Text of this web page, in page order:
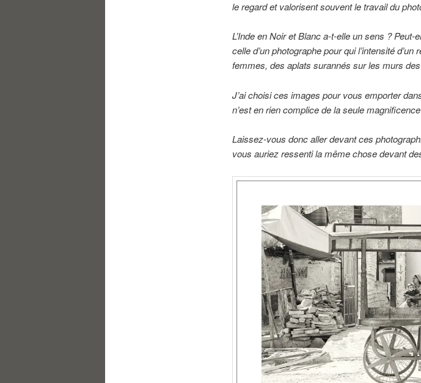
le regard et valorisent souvent le travail du
L’Inde en Noir et Blanc a-t-elle un sens ?
celle d’un photographe pour qui l’intensité
femmes, des aplats surannés sur les murs
J’ai choisi ces images pour vous emporter
n’est en rien complice de la seule
Laissez-vous donc aller devant ces
vous auriez ressenti la même chose devant